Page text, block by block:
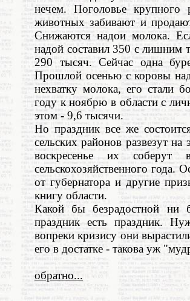
нечем. Поголовье крупного
животных забивают и
Снижаются надои молока.
надой составил 350 с лишним
290 тысяч. Сейчас одна
Прошлой осенью с коровы
нехватку молока, его стали
году к ноябрю в области с
этом - 9,6 тысячи.
Но праздник все же
сельских районов развезут
воскресенье их
сельскохозяйственного
от губернатора и другие
книгу области.
Какой бы безрадостной ни
праздник есть праздник.
вопреки кризису они
его в достатке - такова уж
обратно...